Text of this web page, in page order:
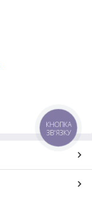
КНОПКА
ЗВ'ЯЗКУ